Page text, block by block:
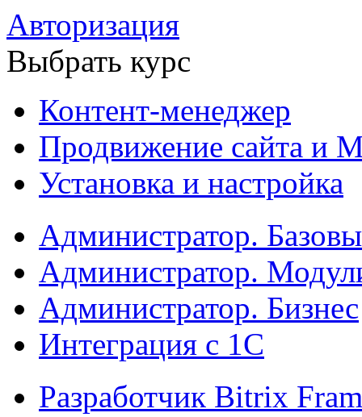
Авторизация
Выбрать курс
Контент-менеджер
Продвижение сайта и
Установка и настройка
Администратор.
Администратор.
Администратор. Бизнес
Интеграция с 1С
Разработчик Bitrix